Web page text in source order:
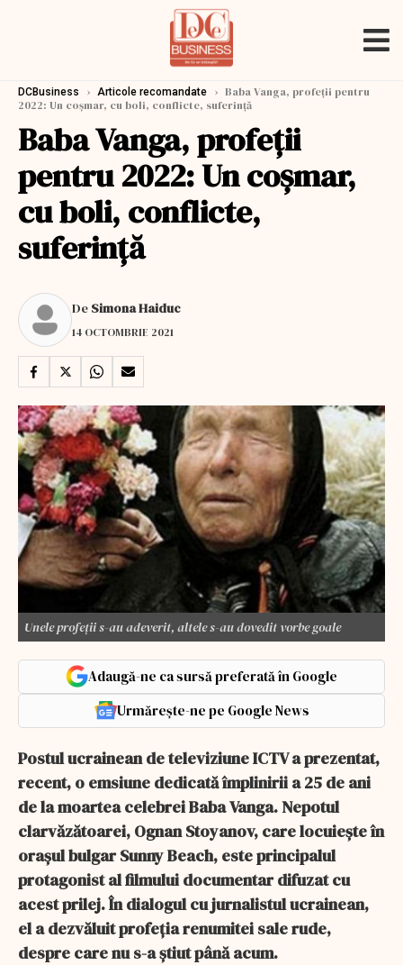
DCBusiness › Articole recomandate › Baba Vanga, profeții pentru
2022: Un coșmar, cu boli, conflicte, suferință
Baba Vanga, profeții
pentru 2022: Un coșmar,
cu boli, conflicte,
suferință
De Simona Haiduc
14 OCTOMBRIE 2021
Unele profeții s-au adeverit, altele s-au dovedit vorbe goale
Adaugă-ne ca sursă preferată în Google
Urmărește-ne pe Google News
Postul ucrainean de televiziune ICTV a prezentat,
recent, o emsiune dedicată împlinirii a 25 de ani
de la moartea celebrei Baba Vanga. Nepotul
clarvăzătoarei, Ognan Stoyanov, care locuiește în
orașul bulgar Sunny Beach, este principalul
protagonist al filmului documentar difuzat cu
acest prilej. În dialogul cu jurnalistul ucrainean,
el a dezvăluit profeția renumitei sale rude,
despre care nu s-a știut până acum.